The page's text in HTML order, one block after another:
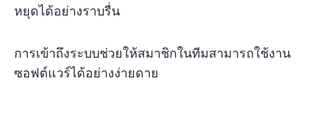
หยุดได้อย่างราบรื่น
การเข้าถึงระบบช่วยให้สมาชิกในทีมสามารถใช้งาน
ซอฟต์แวร์ได้อย่างง่ายดาย